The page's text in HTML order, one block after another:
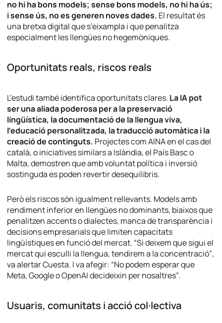
no hi ha bons models; sense bons models, no hi ha ús;
i sense ús, no es generen noves dades. El resultat és
una bretxa digital que s’eixampla i que penalitza
especialment les llengües no hegemòniques.
Oportunitats reals, riscos reals
L’estudi també identifica oportunitats clares. La IA pot
ser una aliada poderosa per a la preservació
lingüística, la documentació de la llengua viva,
l’educació personalitzada, la traducció automàtica i la
creació de continguts. Projectes com AINA en el cas del
català, o iniciatives similars a Islàndia, el País Basc o
Malta, demostren que amb voluntat política i inversió
sostinguda es poden revertir desequilibris.
Però els riscos són igualment rellevants. Models amb
rendiment inferior en llengües no dominants, biaixos que
penalitzen accents o dialectes, manca de transparència i
decisions empresarials que limiten capacitats
lingüístiques en funció del mercat. “Si deixem que sigui el
mercat qui esculli la llengua, tendirem a la concentració”,
va alertar Cuesta. I va afegir: “No podem esperar que
Meta, Google o OpenAI decideixin per nosaltres”.
Usuaris, comunitats i acció col·lectiva